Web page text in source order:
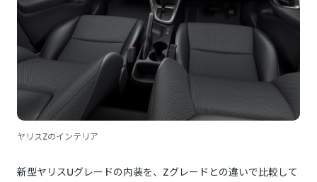
ヤリスZのインテリア
新型ヤリスUグレードの内装を、Zグレードとの違いで比較して